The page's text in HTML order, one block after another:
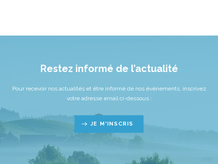
Restez informé de l’actualité
Pour recevoir nos actualités et être informé de nos événements, inscrivez
votre adresse email ci-dessous :
JE M'INSCRIS